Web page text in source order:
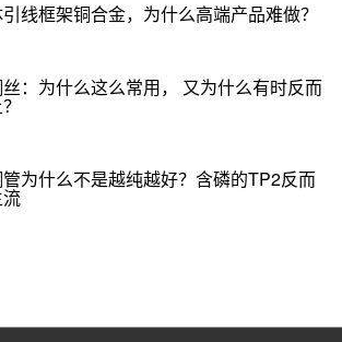
线框架铜合金，为什么高端产品难做？
：为什么这么常用， 又为什么有时反而
为什么不是越纯越好？含磷的TP2反而